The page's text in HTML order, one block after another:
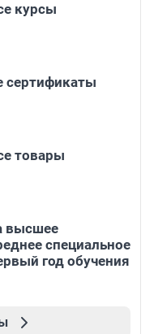
курсы
сертификаты
товары
высшее
специальное
год обучения